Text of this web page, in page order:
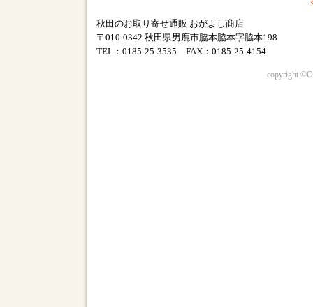
秋田のお取り寄せ通販 おがよし商店
〒010-0342 秋田県男鹿市脇本脇本字脇本198
TEL：0185-25-3535 FAX：0185-25-4154
copyright